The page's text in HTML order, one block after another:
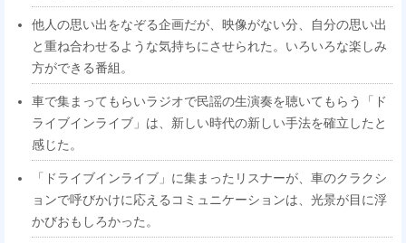
他人の思い出をなぞる企画だが、映像がない分、自分の思い出
と重ね合わせるような気持ちにさせられた。いろいろな楽しみ
方ができる番組。
車で集まってもらいラジオで民謡の生演奏を聴いてもらう「ド
ライブインライブ」は、新しい時代の新しい手法を確立したと
感じた。
「ドライブインライブ」に集まったリスナーが、車のクラクシ
ョンで呼びかけに応えるコミュニケーションは、光景が目に浮
かびおもしろかった。